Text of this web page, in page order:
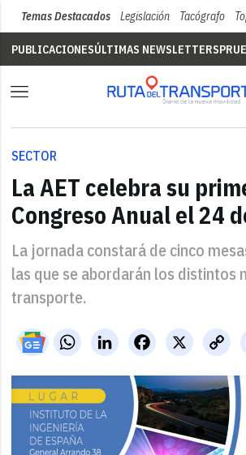
Temas Destacados Legislación Tacógrafo
PUBLICACIONESÚLTIMAS NEWSLETTERS
SECTOR
La AET celebra su
Congreso Anual el 24
La jornada constará de cinco
las que se abordarán los distintos
transporte.
WhatsAppLinkedIn X
Facebook